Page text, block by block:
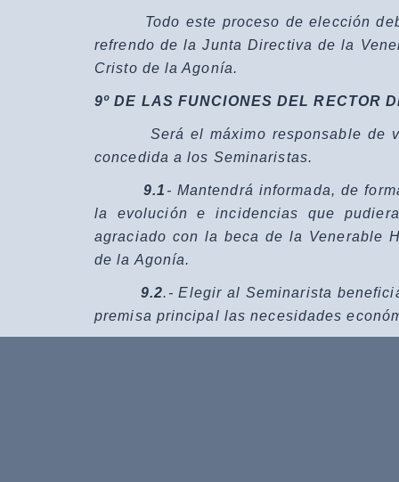
Todo este proceso de elección
refrendo de la Junta Directiva de la
Cristo de la Agonía.
9º DE LAS FUNCIONES DEL RECTOR
Será el máximo responsable de
concedida a los Seminaristas.
9.1 - Mantendrá informada, de
la evolución e incidencias que
agraciado con la beca de la Venerable
de la Agonía.
9.2.- Elegir al Seminarista
premisa principal las necesidades